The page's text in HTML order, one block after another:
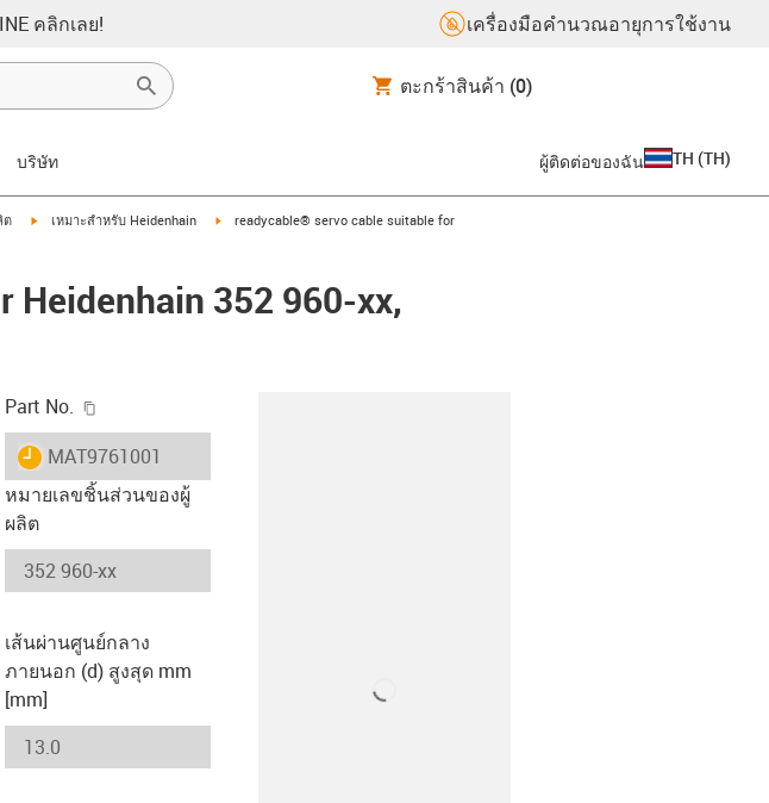
คลิกเลย! เครื่องมือคำนวณอายุการใช้งาน
ตะกร้าสินค้า (0)
บริษัท ผู้ติดต่อของฉัน TH (TH)
ต igus-icon-arrow-right
เหมาะสำหรับ Heidenhain igus-icon-arrow-right
readycable® servo cable suitable for
352 960-xx,
Part No.
igus-icon-lieferzeit
MAT9761001
หมายเลขชิ้นส่วนของผู้
ผลิต
เส้นผ่านศูนย์กลาง
ภายนอก (d) สูงสุด mm
[mm]